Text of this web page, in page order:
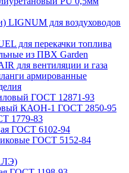
LIGNUM для воздуховодов
для перекачки топлива
из ПВХ Garden
для вентиляции и газа
армированные
ГОСТ 12871-93
КАОН-1 ГОСТ 2850-95
1779-83
ГОСТ 6102-94
ГОСТ 5152-84